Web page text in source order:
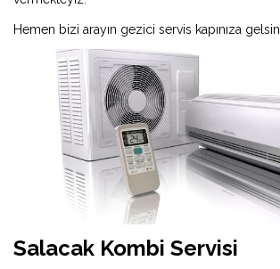
Hemen bizi arayın gezici servis kapınıza gelsin.
Salacak Kombi Servisi